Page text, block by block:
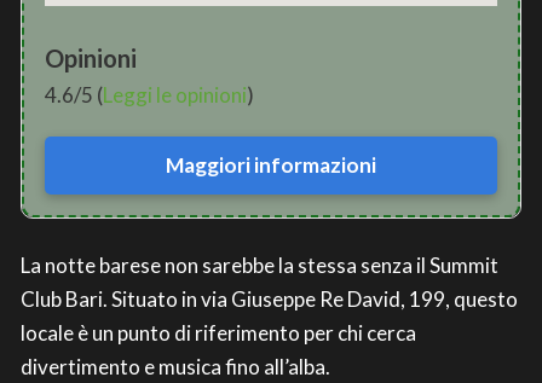
Opinioni
4.6/5 (Leggi le opinioni)
Maggiori informazioni
La notte barese non sarebbe la stessa senza il Summit
Club Bari. Situato in via Giuseppe Re David, 199, questo
locale è un punto di riferimento per chi cerca
divertimento e musica fino all’alba.